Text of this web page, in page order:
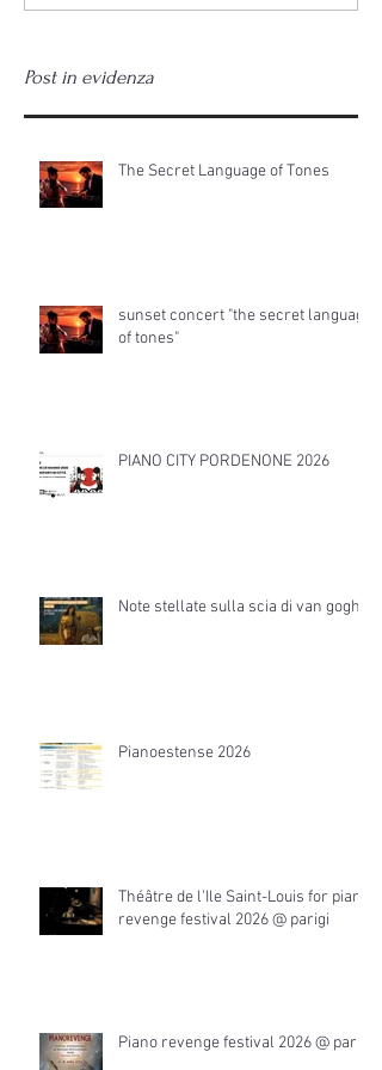
Post in evidenza
The Secret Language of Tones
sunset concert "the secret language
of tones"
PIANO CITY PORDENONE 2026
Note stellate sulla scia di van gogh
Pianoestense 2026
Théâtre de l'Ile Saint-Louis for piano
revenge festival 2026 @ parigi
Piano revenge festival 2026 @ parigi